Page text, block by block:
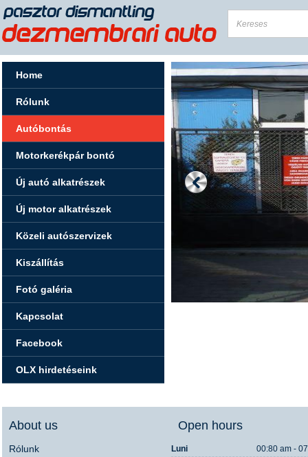
Home
Rólunk
Autóbontás
Motorkerékpár bontó
Új autó alkatrészek
Új motor alkatrészek
Közeli autószervizek
Kiszállítás
Fotó galéria
Kapcsolat
Facebook
OLX hirdetéseink
About us
Rólunk
Open hours
Luni
00:80 am -